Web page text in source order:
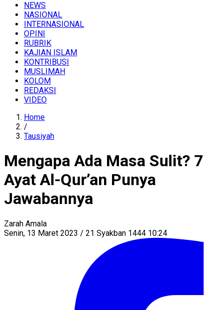
NEWS
NASIONAL
INTERNASIONAL
OPINI
RUBRIK
KAJIAN ISLAM
KONTRIBUSI
MUSLIMAH
KOLOM
REDAKSI
VIDEO
Home
/
Tausiyah
Mengapa Ada Masa Sulit? 7
Ayat Al-Qur’an Punya
Jawabannya
Zarah Amala
Senin, 13 Maret 2023 / 21 Syakban 1444 10:24